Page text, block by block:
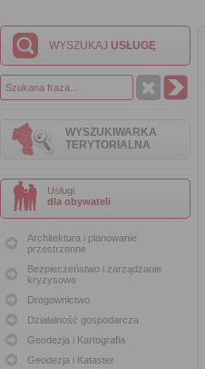
WYSZUKAJ USŁUGĘ
WYSZUKIWARKA
TERYTORIALNA
Usługi
dla obywateli
Architektura i planowanie
przestrzenne
Bezpieczeństwo i zarządzanie
kryzysowe
Drogownictwo
Działalność gospodarcza
Geodezja i Kartografia
Geodezja i Kataster